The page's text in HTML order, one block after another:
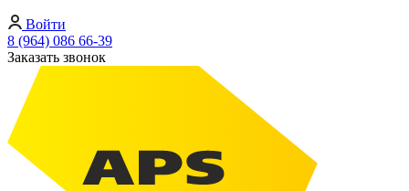
Войти
8 (964) 086 66-39
Заказать звонок